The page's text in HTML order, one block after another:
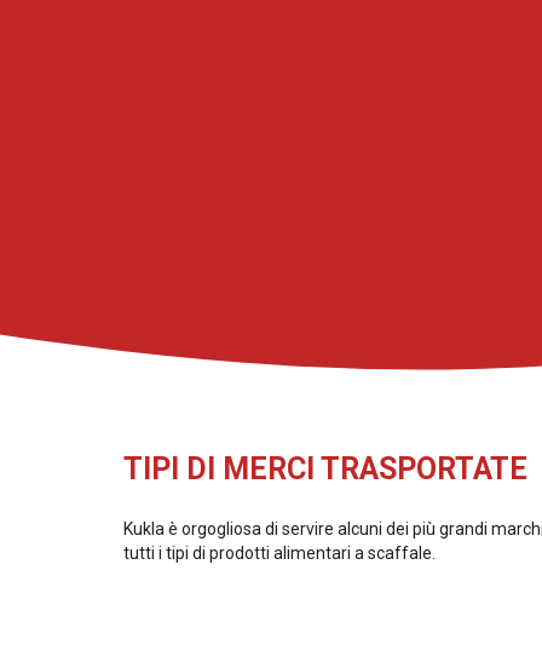
TIPI DI MERCI TRASPORTATE
Kukla è orgogliosa di servire alcuni dei più grandi
tutti i tipi di prodotti alimentari a scaffale.